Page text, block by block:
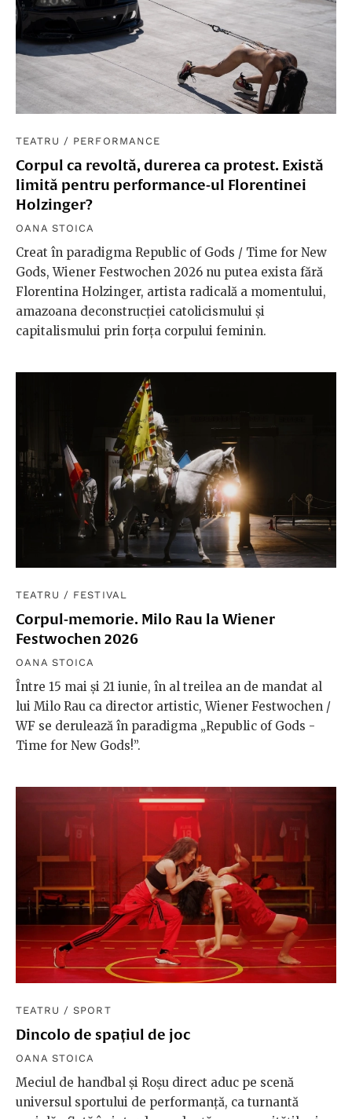
TEATRU / PERFORMANCE
Corpul ca revoltă, durerea ca protest. Există
limită pentru performance-ul Florentinei
Holzinger?
OANA STOICA
Creat în paradigma Republic of Gods / Time for New
Gods, Wiener Festwochen 2026 nu putea exista fără
Florentina Holzinger, artista radicală a momentului,
amazoana deconstrucției catolicismului și
capitalismului prin forța corpului feminin.
TEATRU / FESTIVAL
Corpul-memorie. Milo Rau la Wiener
Festwochen 2026
OANA STOICA
Între 15 mai și 21 iunie, în al treilea an de mandat al
lui Milo Rau ca director artistic, Wiener Festwochen /
WF se derulează în paradigma „Republic of Gods -
Time for New Gods!”.
TEATRU /SPORT
Dincolo de spațiul de joc
OANA STOICA
Meciul de handbal și Roșu direct aduc pe scenă
universul sportului de performanță, ca turnantă